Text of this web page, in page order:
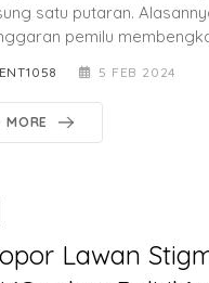
satu putaran.
pemilu
5 FEB 2024
MORE
Lawan